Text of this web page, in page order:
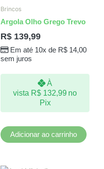
Brincos
Argola Olho Grego Trevo
R$ 139,99
Em até 10x de R$14,00
sem juros
À
vista R$132,99 no
Pix
Adicionar ao carrinho